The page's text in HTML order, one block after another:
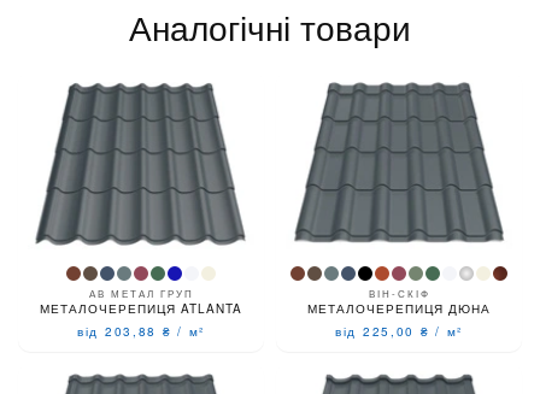
Аналогічні товари
АВ МЕТАЛ ГРУП
МЕТАЛОЧЕРЕПИЦЯ ATLANTA
від 203,88 ₴ / м²
ВІН-СКІФ
МЕТАЛОЧЕРЕПИЦЯ ДЮНА
від 225,00 ₴ / м²